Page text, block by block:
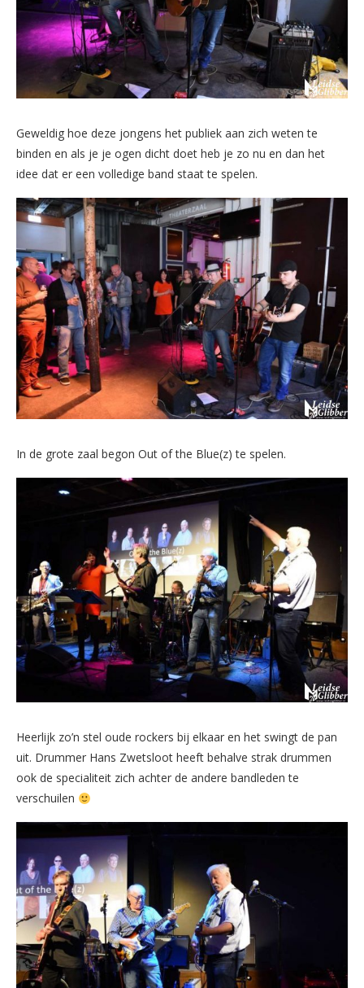
Geweldig hoe deze jongens het publiek aan zich weten te
binden en als je je ogen dicht doet heb je zo nu en dan het
idee dat er een volledige band staat te spelen.
In de grote zaal begon Out of the Blue(z) te spelen.
Heerlijk zo’n stel oude rockers bij elkaar en het swingt de pan
uit. Drummer Hans Zwetsloot heeft behalve strak drummen
ook de specialiteit zich achter de andere bandleden te
verschuilen